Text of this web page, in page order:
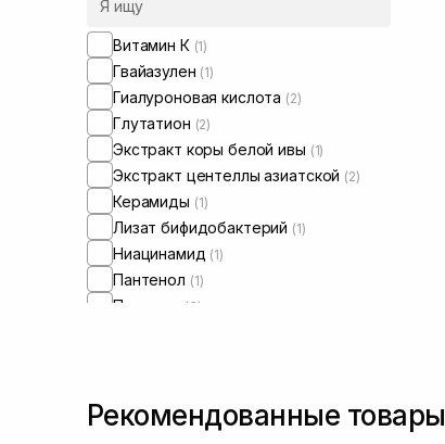
микробиомом
Витамин К (1)
Гвайазулен (1)
Гиалуроновая кислота (2)
Глутатион (2)
Экстракт коры белой ивы (1)
Экстракт центеллы азиатской (2)
Керамиды (1)
Лизат бифидобактерий (1)
Ниацинамид (1)
Пантенол (1)
Пептиды (3)
Рекомендованные товары